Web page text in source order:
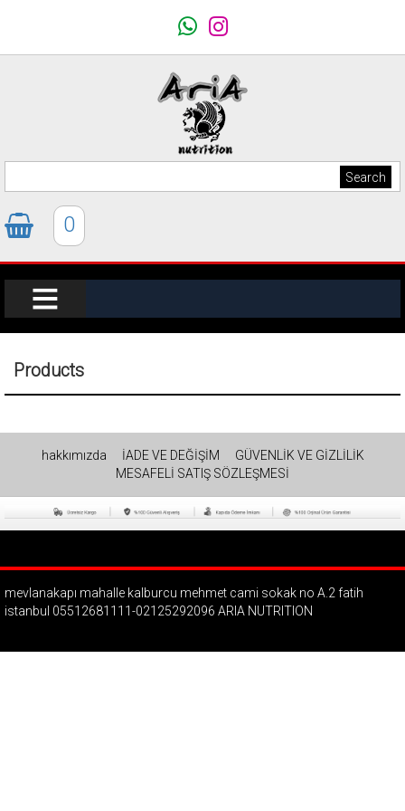
0
Products
hakkımızda İADE VE DEĞİŞİM
GÜVENLİK VE GİZLİLİK
MESAFELİ SATIŞ SÖZLEŞMESİ
mevlanakapı mahalle kalburcu mehmet cami sokak no A.2 fatih
istanbul 05512681111-02125292096 ARIA NUTRITION